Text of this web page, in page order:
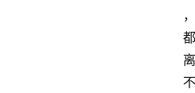
，
都
离
不